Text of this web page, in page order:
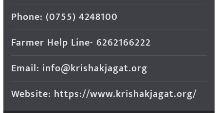
Phone: (0755) 4248100
Farmer Help Line- 6262166222
Email: info@krishakjagat.org
Website: https://www.krishakjagat.org/